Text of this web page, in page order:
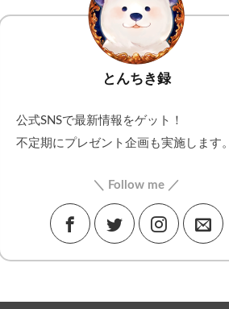
とんちき録
公式SNSで最新情報をゲット！
不定期にプレゼント企画も実施します。
＼ Follow me ／